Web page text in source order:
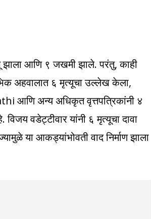
झाला आणि ९ जखमी झाले. परंतु, काही
अहवालात ६ मृत्यूचा उल्लेख केला,
आणि अन्य अधिकृत वृत्तपत्रिकांनी ४
वडेट्टीवार यांनी ६ मृत्यूचा दावा
या आकड्यांभोवती वाद निर्माण झाला